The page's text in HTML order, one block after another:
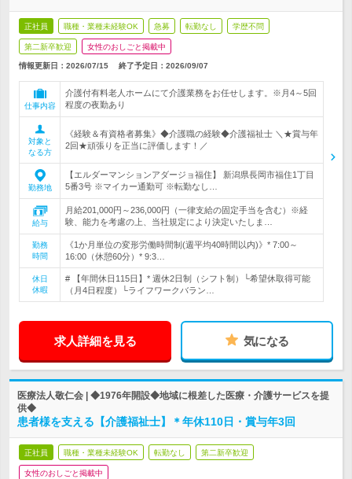
正社員 職種・業種未経験OK 急募 転勤なし 学歴不問
第二新卒歓迎 女性のおしごと掲載中
情報更新日：2026/07/15 終了予定日： 2026/09/07
仕事内容
介護付有料老人ホームにて介護業務をお任せします。※月4～5回
程度の夜勤あり
対象と
なる方
《経験＆有資格者募集》◆介護職の経験◆介護福祉士 ＼★賞与年
2回★頑張りを正当に評価します！／
勤務地
【エルダーマンションアダージョ福住】 新潟県長岡市福住1丁目
5番3号 ※マイカー通勤可 ※転勤なし…
給与
月給201,000円～236,000円（一律支給の固定手当を含む）※経
験、能力を考慮の上、当社規定により決定いたしま…
勤務
時間
《1か月単位の変形労働時間制(週平均40時間以内)》* 7:00～
16:00（休憩60分）* 9:3…
休日
休暇
# 【年間休日115日】* 週休2日制（シフト制）└希望休取得可能
（月4日程度）└ライフワークバラン…
求人詳細を見る 気になる
医療法人敬仁会 | ◆1976年開設◆地域に根差した医療・介護サービスを提
供◆
患者様を支える【介護福祉士】＊年休110日・賞与年3回
正社員 職種・業種未経験OK 転勤なし 第二新卒歓迎
女性のおしごと掲載中